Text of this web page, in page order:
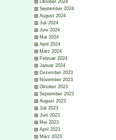
Oktober 2024
September 2024
August 2024
Juli 2024
Juni 2024
Mai 2024
April 2024
März 2024
Februar 2024
Januar 2024
Dezember 2023
November 2023
Oktober 2023
September 2023
August 2023
Juli 2023
Juni 2023
Mai 2023
April 2023
März 2023